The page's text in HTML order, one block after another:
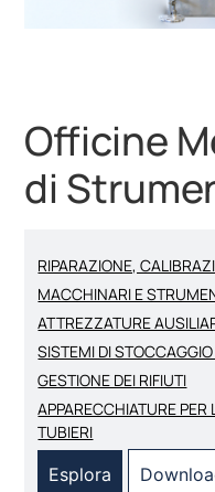
Officine
di
RIPARAZIONE,
MACCHINARI E
ATTREZZATURE
SISTEMI DI
GESTIONE DEI RIFIUTI
APPARECCHIATURE
TUBIERI
Esplora